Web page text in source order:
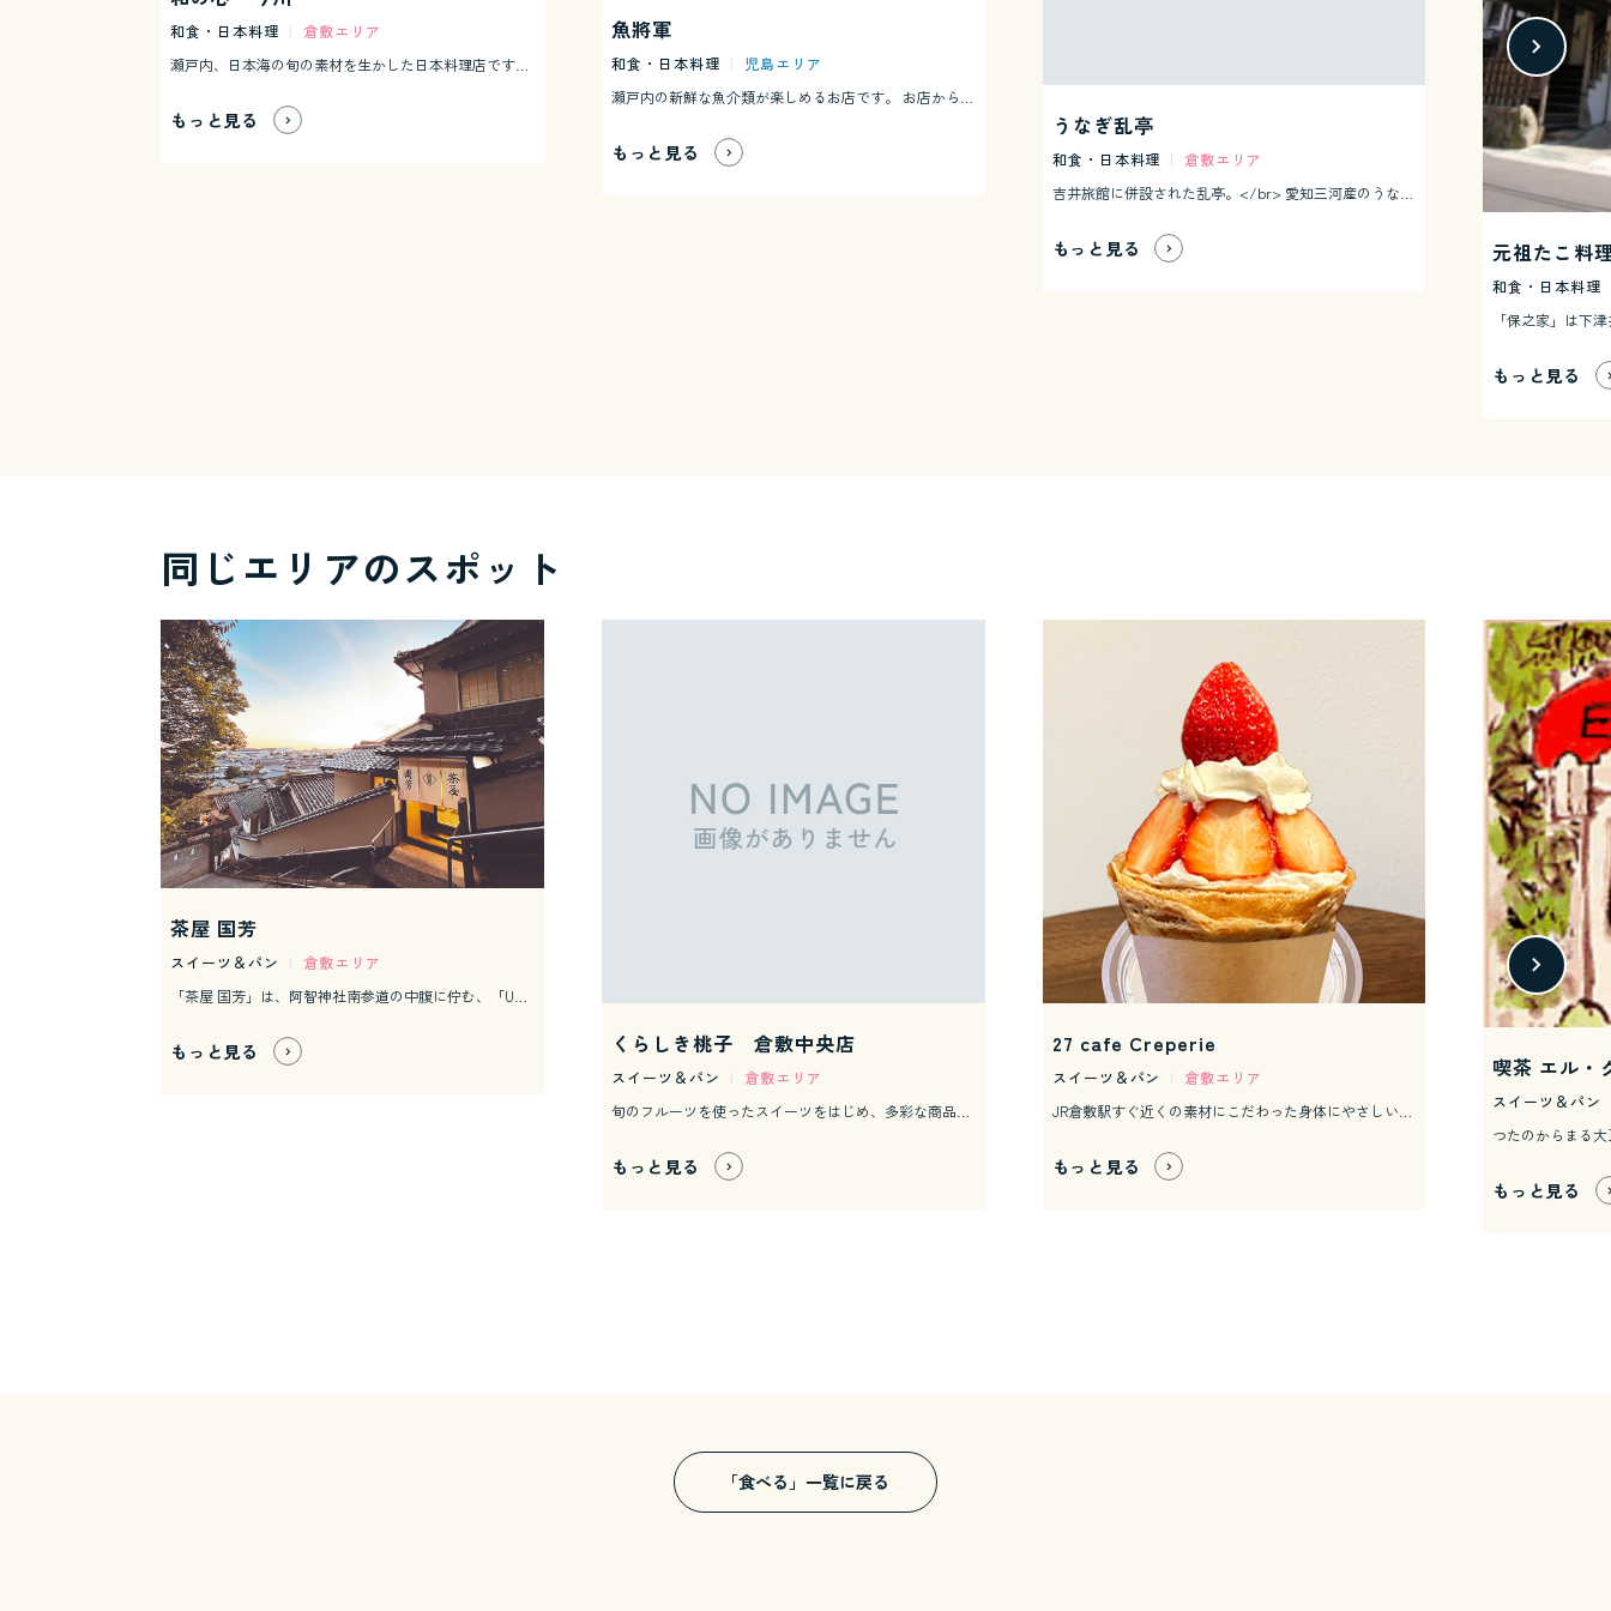
和食・日本料理 | 倉敷エリア
瀬戸内、日本海の旬の素材を生かした日本料理店です。 昔ながらの和食から創作料理まで多彩なメニューが自慢。 ※平成２６年２月１０日オープン
もっと見る
魚將軍
和食・日本料理 |
児島エリア
もっと見る
うなぎ乱亭
和食・日本料理 |
倉敷エリア
もっと見る 元祖たこ料
和食・日本料理
もっと見る
同じエリアのスポット
茶屋 国芳
スイーツ＆パン | 倉敷エリア
もっと見る くらしき桃子 倉敷中央店
スイーツ＆パン | 倉敷エリア
もっと見る
27 cafe Creperie
スイーツ＆パン |
倉敷エリア
もっと見る
喫茶 エル・
スイーツ＆パン
もっと見る
「食べる」一覧に戻る